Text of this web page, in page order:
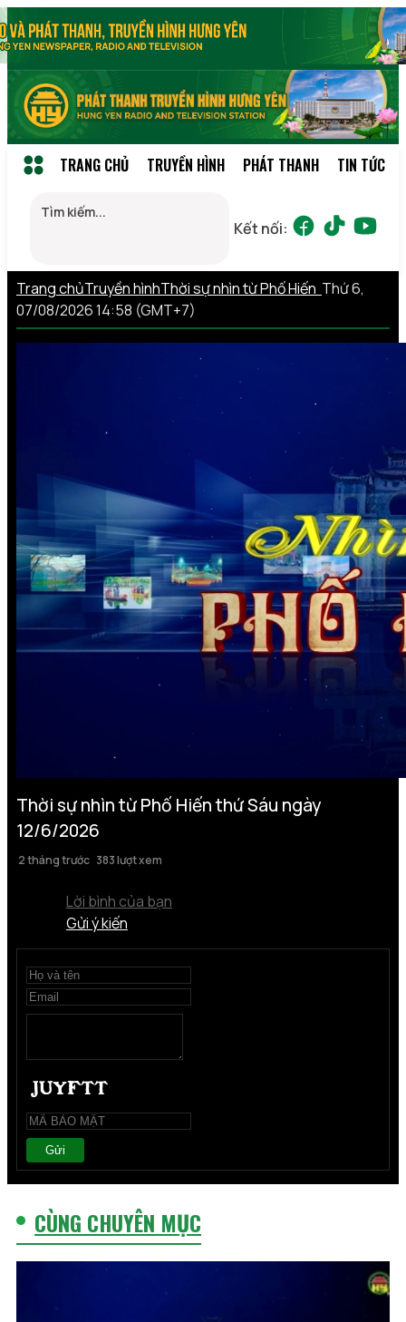
TRANG CHỦ TRUYỀN HÌNH PHÁT THANH TIN TỨC
Kết nối:
Trang chủTruyền hìnhThời sự nhìn từ Phố Hiến Thứ 6,
07/08/2026 14:58 (GMT+7)
Thời sự nhìn từ Phố Hiến thứ Sáu ngày
12/6/2026
2 tháng trước 383 lượt xem
Lời bình của bạn
Gửi ý kiến
Gửi
CÙNG CHUYÊN MỤC